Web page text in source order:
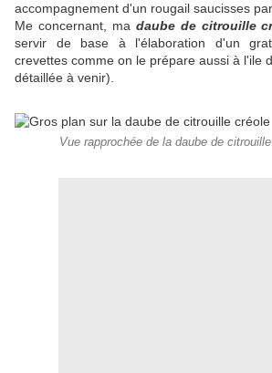
accompagnement d'un rougail saucisses
Me concernant, ma daube de citrouille
servir de base à l'élaboration d'un
crevettes comme on le prépare aussi à l'ile
détaillée à venir).
Vue rapprochée de la daube de